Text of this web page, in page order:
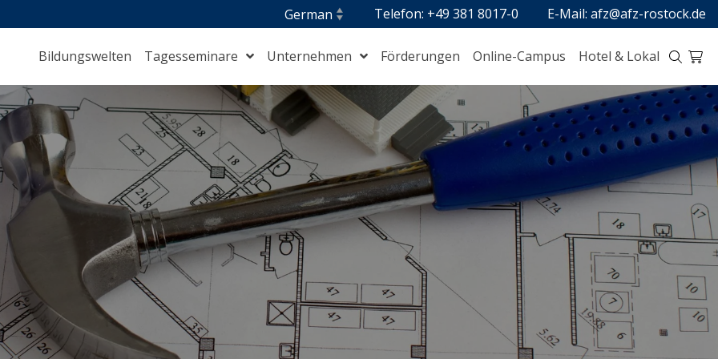
Telefon: +49 381 8017-0 E-Mail: afz@afz-rostock.de
Bildungswelten
Berufliche Integration und Orientierung Digitalisierung
⁣Gesundheit, Pflege und Hauswirtschaft Handel, Logistik, Schutz und Sicherheit
Management und Führung Perspektive Meer
⁣S.T.A.R. Maritime Technik
Training für Auszubildende
Tagesseminare Unternehmen Förderungen Online-Campus Hotel & Lokal